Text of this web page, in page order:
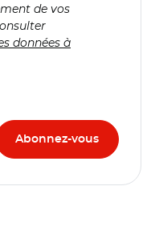
de vos
données à